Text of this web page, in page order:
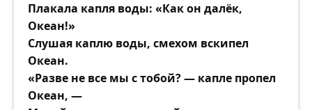
Плакала капля воды: «Как он далёк,
Океан!»
Слушая каплю воды, смехом вскипел
Океан.
«Разве не все мы с тобой? — капле пропел
Океан, —